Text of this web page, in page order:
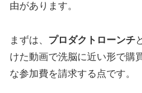
由があります。
まずは、 プロダクトローンチ
けた動画で洗脳に近い形で購
な参加費を請求する点です。